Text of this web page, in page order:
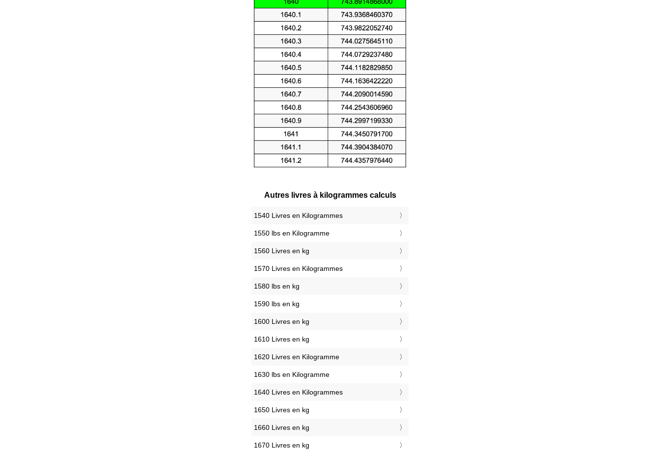
Autres livres à kilogrammes calculs
1540 Livres en Kilogrammes
1550 lbs en Kilogramme
1560 Livres en kg
1570 Livres en Kilogrammes
1580 lbs en kg
1590 lbs en kg
1600 Livres en kg
1610 Livres en kg
1620 Livres en Kilogramme
1630 lbs en Kilogramme
1640 Livres en Kilogrammes
1650 Livres en kg
1660 Livres en kg
1670 Livres en kg